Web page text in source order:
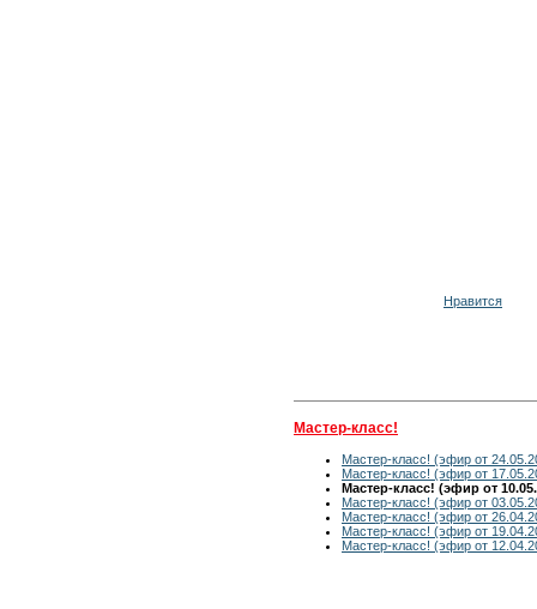
Нравится
Мастер-класс!
Мастер-класс! (эфир от
Мастер-класс! (эфир от
Мастер-класс! (эфир от
Мастер-класс! (эфир от
Мастер-класс! (эфир от
Мастер-класс! (эфир от
Мастер-класс! (эфир от